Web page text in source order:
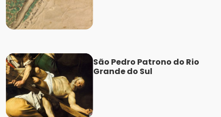
São Pedro Patrono do Rio
Grande do Sul